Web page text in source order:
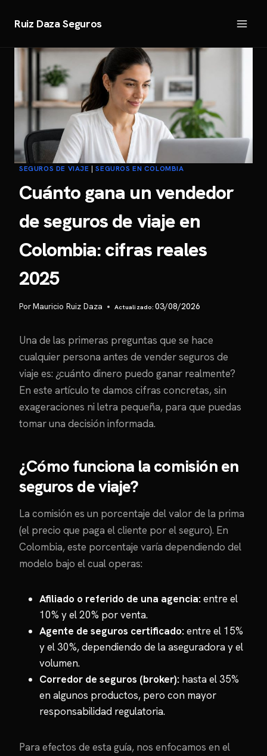
Ruiz Daza Seguros
SEGUROS DE VIAJE |SEGUROS EN COLOMBIA
Cuánto gana un vendedor
de seguros de viaje en
Colombia: cifras reales
2025
PorMauricio Ruiz Daza 03/08/2026
Una de las primeras preguntas que se hace
cualquier persona antes de vender seguros de
viaje es: ¿cuánto dinero puedo ganar realmente?
En este artículo te damos cifras concretas, sin
exageraciones ni letra pequeña, para que puedas
tomar una decisión informada.
¿Cómo funciona la comisión en
seguros de viaje?
La comisión es un porcentaje del valor de la prima
(el precio que paga el cliente por el seguro). En
Colombia, este porcentaje varía dependiendo del
modelo bajo el cual operas:
Afiliado o referido de una agencia:entre el
10% y el 20% por venta.
Agente de seguros certificado:entre el 15%
y el 30%, dependiendo de la aseguradora y el
volumen.
Corredor de seguros (broker): hasta el 35%
en algunos productos, pero con mayor
responsabilidad regulatoria.
Para efectos de esta guía, nos enfocamos en el